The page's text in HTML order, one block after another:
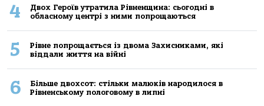
4
Двох Героїв утратила Рівненщина: сьогодні в
обласному центрі з ними попрощаються
5
Рівне попрощається із двома Захисниками, які
віддали життя на війні
6
Більше двохсот: стільки малюків народилося в
Рівненському пологовому в липні